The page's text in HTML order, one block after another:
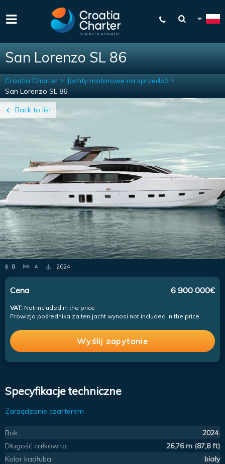
San Lorenzo SL 86
Back to list
Croatia Charter
Jachty motorowe na sprzedaż
San Lorenzo SL 86
8 4 2024
Cena 6 900 000€
VAT: Not included in the price
Prowizja pośrednika za ten jacht wynosi not included in the price.
Wyślij zapytanie
Specyfikacje techniczne
Zarządzanie czarterem
Rok:
2024.
Długość całkowita:
26,76 m (87,8 ft)
Kolor kadłuba:
biały